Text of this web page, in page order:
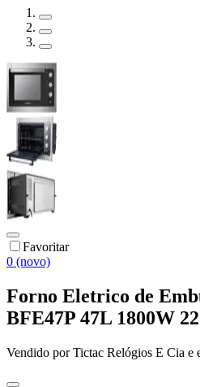
Favoritar
0 (novo)
Forno Eletrico de
BFE47P 47L 1800W
Vendido porTictac Relógios E Cia e